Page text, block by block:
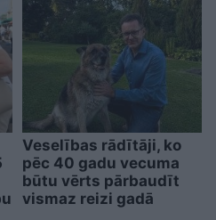
Veselības rādītāji, ko
pēc 40 gadu vecuma
būtu vērts pārbaudīt
vismaz reizi gadā